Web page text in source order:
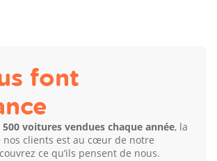
font
500 voitures vendues chaque année, la
nos clients est au cœur de notre
ce qu’ils pensent de nous.